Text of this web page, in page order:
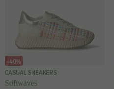
-40%
CASUAL SNEAKERS
Softwaves